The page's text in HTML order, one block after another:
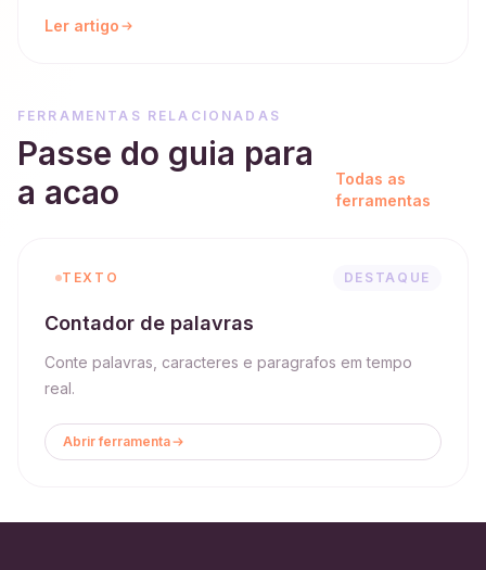
Ler artigo
FERRAMENTAS RELACIONADAS
Passe do guia para
a acao
Todas as
ferramentas
TEXTO DESTAQUE
Contador de palavras
Conte palavras, caracteres e paragrafos em tempo
real.
Abrir ferramenta